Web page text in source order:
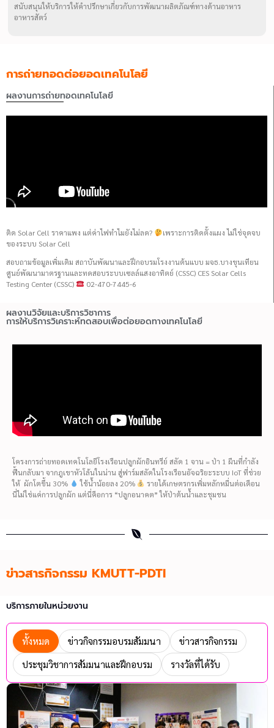
สนับสนุนให้บริการให้คำปรึกษาเกี่ยวกับการพัฒนาผลิตภัณฑ์ทางด้านอาหาร
อาหารสัตว์
การถ่ายทอดต่อยอดเทคโนโลยี
ผลงานการถ่ายทอดเทคโนโลยี
ติด Solar Cell ราคาแพง แต่ค่าไฟทำไมยังไม่ลด?
เพราะการติดตั้งแผง ไม่ใช่จุดจบ
ของระบบ Solar Cell
สอบถามข้อมูลเพิ่มเติม สถาบันพัฒนาและฝึกอบรมโรงงานต้นแบบ มจธ.บางขุนเทียน
ศูนย์พัฒนามาตรฐานและทดสอบระบบเซลล์แสงอาทิตย์ (CSSC) CES Solar Cells
Testing Center (CSSC)
02-470-7445-6
ผลงานวิจัยและบริการวิชาการ
การให้บริการวิเคราะห์ทดสอบเพื่อต่อยอดทางเทคโนโลยี
โครงการถ่ายทอดเทคโนโลยีโรงเรือนปลูกผักอินทรีย์ สลัด 1 จาน = ป่า 1 ผืนที่กำลัง
ฟื้นกลับมา จากภูเขาหัวโล้นในน่าน สู่ฟาร์มสลัดในโรงเรือนอัจฉริยะระบบ IoT ที่ช่วย
ให้ ผักโตขึ้น 30%
ใช้น้ำน้อยลง 20%
รายได้เกษตรกรเพิ่มหลักหมื่นต่อเดือน
นี่ไม่ใช่แค่การปลูกผัก แต่นี่คือการ “ปลูกอนาคต” ให้ป่าต้นน้ำและชุมชน
ข่าวสารกิจกรรม KMUTT-PDTI
บริการภายในหน่วยงาน
ทั้งหมด ข่าวกิจกรรมอบรมสัมมนา
ข่าวสารกิจกรรม
ประชุมวิชาการสัมมนาและฝึกอบรม
รางวัลที่ได้รับ